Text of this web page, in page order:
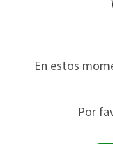
En estos
Por